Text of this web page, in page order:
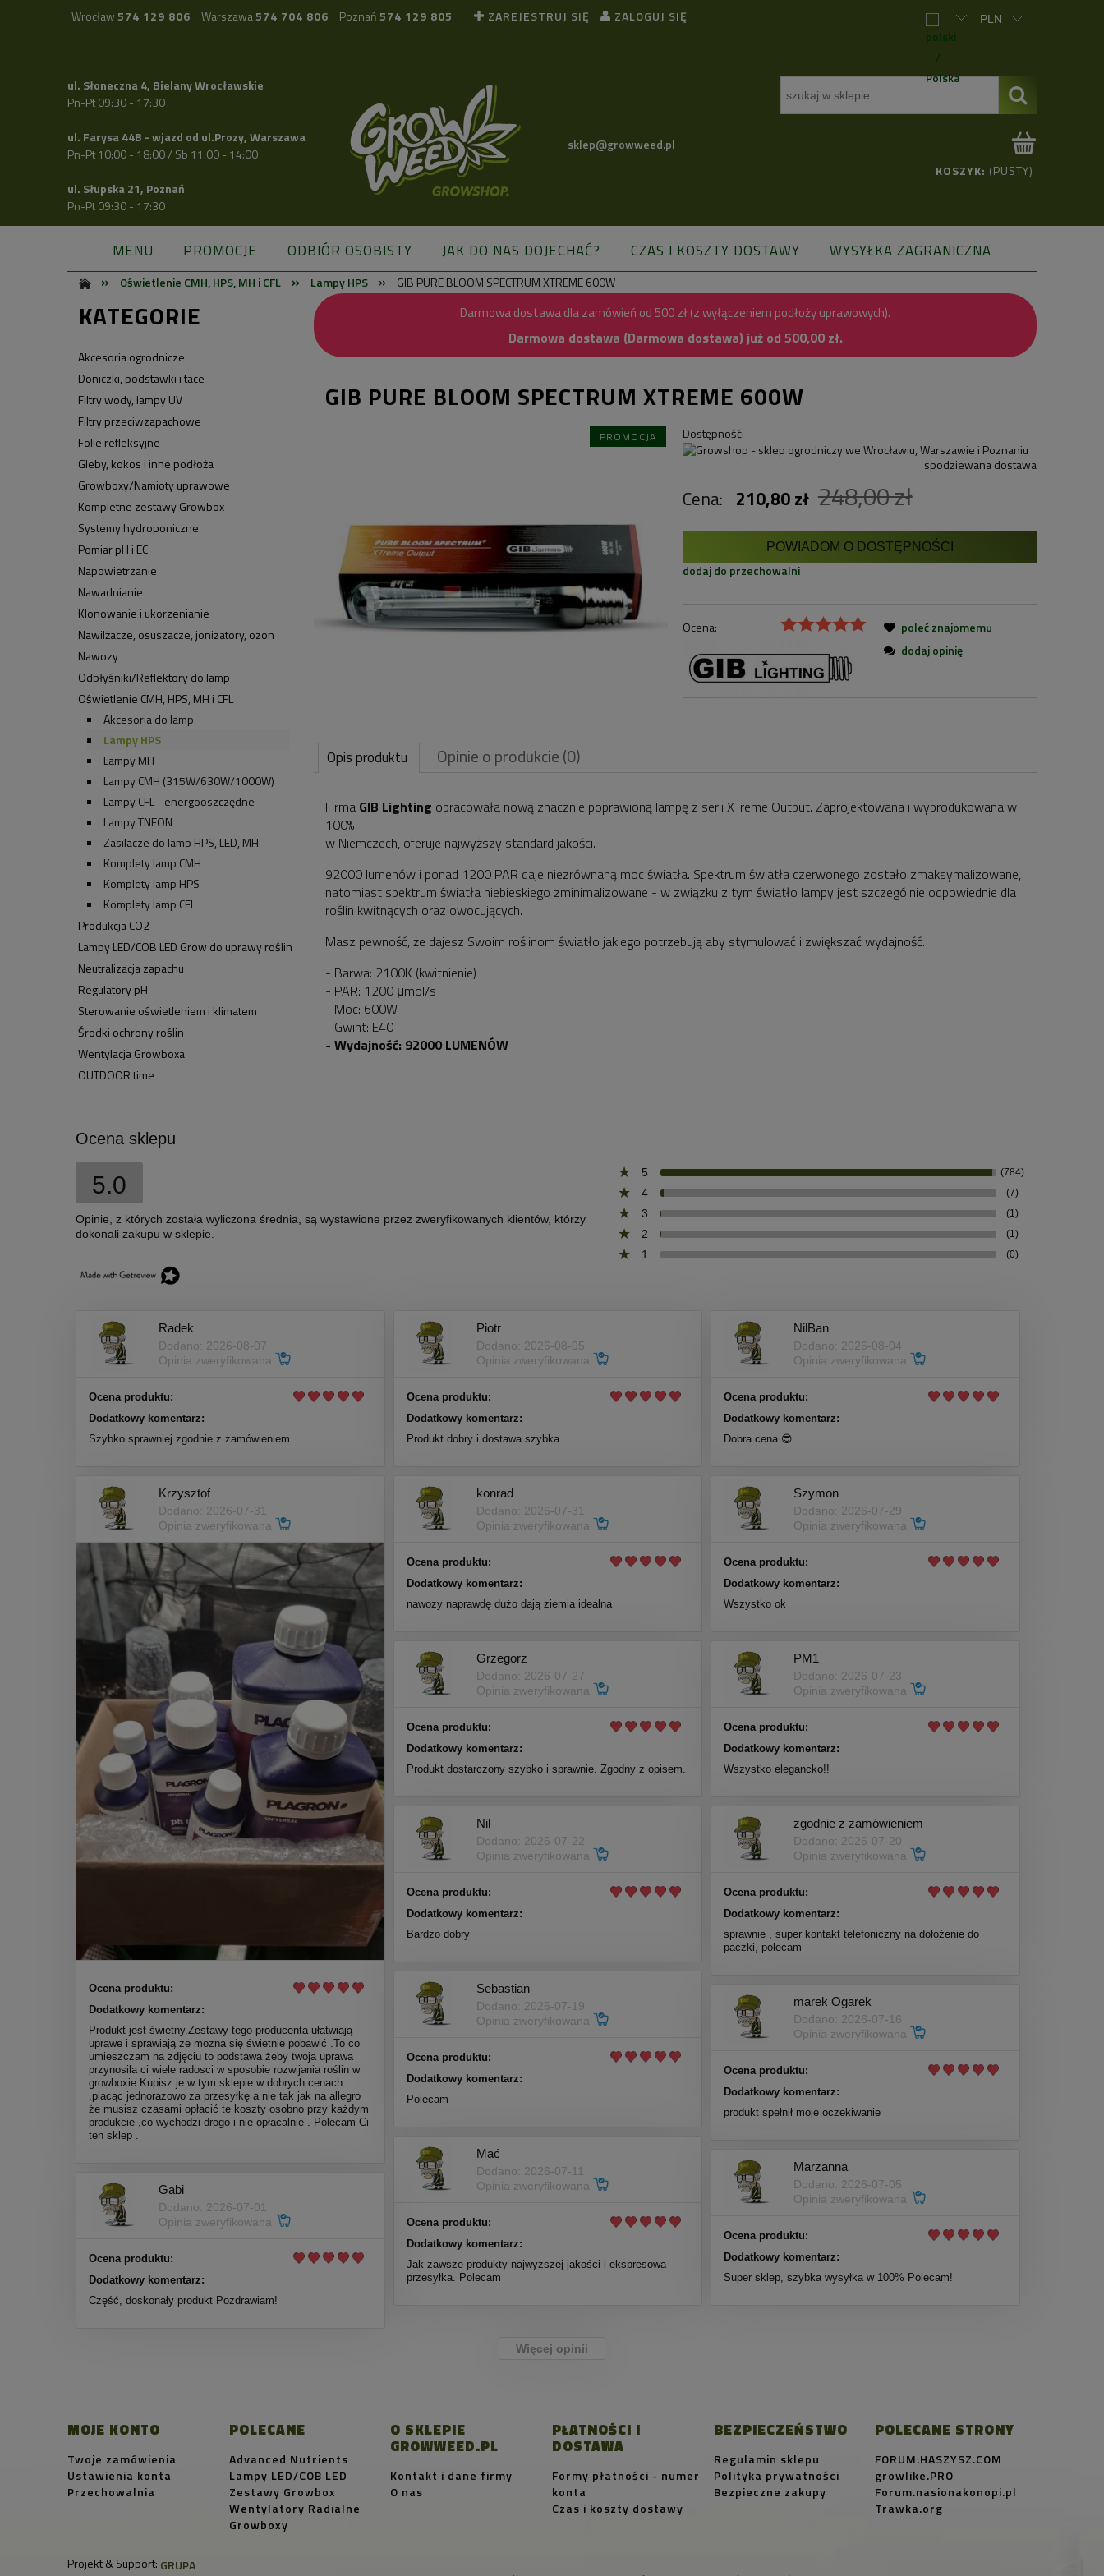
Wrocław 574 129 806 Warszawa574 704 806 Poznań 574 129 805 ZAREJESTRUJ SIĘ ZALOGUJ SIĘ
ul. Słoneczna 4, Bielany Wrocławskie
Pn-Pt 09:30 - 17:30
ul. Farysa 44B - wjazd od ul.Prozy, Warszawa
Pn-Pt 10:00 - 18:00 / Sb 11:00 - 14:00
ul. Słupska 21, Poznań
Pn-Pt 09:30 - 17:30
sklep@growweed.pl
KOSZYK: (PUSTY)
MENU PROMOCJE ODBIÓR OSOBISTY JAK DO NAS DOJECHAĆ? CZAS I KOSZTY DOSTAWY
WYSYŁKA ZAGRANICZNA
BLOG
» Oświetlenie CMH, HPS, MH i CFL » Lampy HPS » GIB PURE BLOOM SPECTRUM XTREME 600W
KATEGORIE
Akcesoria ogrodnicze
Doniczki, podstawki i tace
Filtry wody, lampy UV
Filtry przeciwzapachowe
Folie refleksyjne
Gleby, kokos i inne podłoża
Growboxy/Namioty uprawowe
Kompletne zestawy Growbox
Systemy hydroponiczne
Pomiar pH i EC
Napowietrzanie
Nawadnianie
Klonowanie i ukorzenianie
Nawilżacze, osuszacze, jonizatory, ozon
Nawozy
Odbłyśniki/Reflektory do lamp
Oświetlenie CMH, HPS, MH i CFL
Akcesoria do lamp
Lampy HPS
Lampy MH
Lampy CMH (315W/630W/1000W)
Lampy CFL - energooszczędne
Lampy TNEON
Zasilacze do lamp HPS, LED, MH
Komplety lamp CMH
Komplety lamp HPS
Komplety lamp CFL
Produkcja CO2
Lampy LED/COB LED Grow do uprawy roślin
Neutralizacja zapachu
Regulatory pH
Sterowanie oświetleniem i klimatem
Środki ochrony roślin
Wentylacja Growboxa
OUTDOOR time
Darmowa dostawa dla zamówień od 500 zł (z wyłączeniem podłoży uprawowych).
Darmowa dostawa (Darmowa dostawa) już od 500,00 zł.
GIB PURE BLOOM SPECTRUM XTREME 600W
PROMOCJA
Dostępność:
spodziewana dostawa
Cena: 210,80 zł 248,00 zł
POWIADOM O DOSTĘPNOŚCI
dodaj do przechowalni
Ocena:
poleć znajomemu
dodaj opinię
Opis produktu Opinie o produkcie (0)
Firma GIB Lighting opracowała nową znacznie poprawioną lampę z serii XTreme Output. Zaprojektowana i wyprodukowana w
100%
w Niemczech, oferuje najwyższy standard jakości.
92000 lumenów i ponad 1200 PAR daje niezrównaną moc światła. Spektrum światła czerwonego zostało zmaksymalizowane,
natomiast spektrum światła niebieskiego zminimalizowane - w związku z tym światło lampy jest szczególnie odpowiednie dla
roślin kwitnących oraz owocujących.
Masz pewność, że dajesz Swoim roślinom światło jakiego potrzebują aby stymulować i zwiększać wydajność.
- Barwa: 2100K (kwitnienie)
- PAR: 1200 μmol/s
- Moc: 600W
- Gwint: E40
- Wydajność: 92000 LUMENÓW
Ocena sklepu
5.0
Opinie, z których została wyliczona średnia, są wystawione przez zweryfikowanych klientów, którzy
dokonali zakupu w sklepie.
5 (784)
4 (7)
3 (1)
2 (1)
1 (0)
Radek
Dodano: 2026-08-07
Opinia zweryfikowana
Ocena produktu:
Dodatkowy komentarz:
Szybko sprawniej zgodnie z zamówieniem.
Piotr
Dodano: 2026-08-05
Opinia zweryfikowana
Ocena produktu:
Dodatkowy komentarz:
Produkt dobry i dostawa szybka
NilBan
Dodano: 2026-08-04
Opinia zweryfikowana
Ocena produktu:
Dodatkowy komentarz:
Dobra cena 😎
Krzysztof
Dodano: 2026-07-31
Opinia zweryfikowana
Ocena produktu:
Dodatkowy komentarz:
Produkt jest świetny.Zestawy tego producenta ułatwiają
uprawe i sprawiają że mozna się świetnie pobawić .To co
umieszczam na zdjęciu to podstawa żeby twoja uprawa
przynosila ci wiele radosci w sposobie rozwijania roślin w
growboxie.Kupisz je w tym sklepie w dobrych cenach
,placąc jednorazowo za przesyłkę a nie tak jak na allegro
że musisz czasami opłacić te koszty osobno przy każdym
produkcie ,co wychodzi drogo i nie opłacalnie . Polecam Ci
ten sklep .
konrad
Dodano: 2026-07-31
Opinia zweryfikowana
Ocena produktu:
Dodatkowy komentarz:
nawozy naprawdę dużo dają ziemia idealna
Szymon
Dodano: 2026-07-29
Opinia zweryfikowana
Ocena produktu:
Dodatkowy komentarz:
Wszystko ok
Grzegorz
Dodano: 2026-07-27
Opinia zweryfikowana
Ocena produktu:
Dodatkowy komentarz:
Produkt dostarczony szybko i sprawnie. Zgodny z opisem.
PM1
Dodano: 2026-07-23
Opinia zweryfikowana
Ocena produktu:
Dodatkowy komentarz:
Wszystko elegancko!!
Nil
Dodano: 2026-07-22
Opinia zweryfikowana
Ocena produktu:
Dodatkowy komentarz:
Bardzo dobry
zgodnie z zamówieniem
Dodano: 2026-07-20
Opinia zweryfikowana
Ocena produktu:
Dodatkowy komentarz:
sprawnie , super kontakt telefoniczny na dołożenie do
paczki, polecam
Sebastian
Dodano: 2026-07-19
Opinia zweryfikowana
Ocena produktu:
Dodatkowy komentarz:
Polecam
marek Ogarek
Dodano: 2026-07-16
Opinia zweryfikowana
Ocena produktu:
Dodatkowy komentarz:
produkt spełnił moje oczekiwanie
Mać
Dodano: 2026-07-11
Opinia zweryfikowana
Ocena produktu:
Dodatkowy komentarz:
Jak zawsze produkty najwyższej jakości i ekspresowa
przesyłka. Polecam
Marzanna
Dodano: 2026-07-05
Opinia zweryfikowana
Ocena produktu:
Dodatkowy komentarz:
Super sklep, szybka wysyłka w 100% Polecam!
Gabi
Dodano: 2026-07-01
Opinia zweryfikowana
Ocena produktu:
Dodatkowy komentarz:
Część, doskonały produkt Pozdrawiam!
Więcej opinii
MOJE KONTO
Twoje zamówienia
Ustawienia konta
Przechowalnia
POLECANE
Advanced Nutrients
Lampy LED/COB LED
Zestawy Growbox
Wentylatory Radialne
Growboxy
O SKLEPIE
GROWWEED.PL
Kontakt i dane firmy
O nas
PŁATNOŚCI I
DOSTAWA
Formy płatności - numer
konta
Czas i koszty dostawy
BEZPIECZEŃSTWO
Regulamin sklepu
Polityka prywatności
Bezpieczne zakupy
POLECANE STRONY
FORUM.HASZYSZ.COM
growlike.PRO
Forum.nasionakonopi.pl
Trawka.org
Projekt & Support: GRUPA